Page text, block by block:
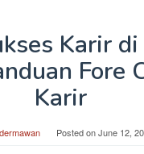
Karir
Fore
Karir
Posted onJune 12,